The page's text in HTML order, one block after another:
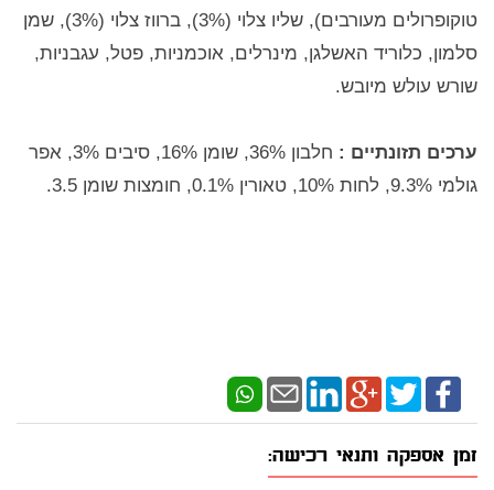
טוקופרולים מעורבים), שליו צלוי (3%), ברווז צלוי (3%), שמן
סלמון, כלוריד האשלגן, מינרלים, אוכמניות, פטל, עגבניות,
שורש עולש מיובש.
ערכים תזונתיים :
חלבון 36%, שומן 16%, סיבים 3%, אפר
גולמי 9.3%, לחות 10%, טאורין 0.1%, חומצות שומן 3.5.
זמן אספקה ותנאי רכישה: